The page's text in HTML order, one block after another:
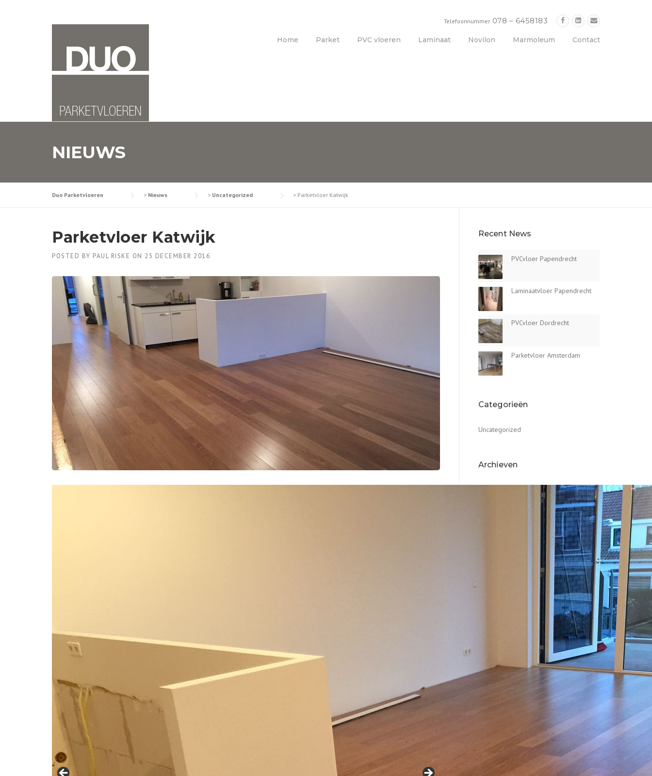
Telefoonnummer 078 – 6458183
Home Parket PVC vloeren Laminaat Novilon Marmoleum Contact
NIEUWS
Duo Parketvloeren > Nieuws > Uncategorized > Parketvloer Katwijk
Parketvloer Katwijk
POSTED BY PAUL RISKE ON 25 DECEMBER 2016
Recent News
PVCvloer Papendrecht
Laminaatvloer Papendrecht
PVCvloer Dordrecht
Parketvloer Amsterdam
Categorieën
Uncategorized
Archieven